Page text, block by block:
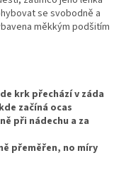
se svobodně a
měkkým podšitím
krk přechází v záda
začíná ocas
při nádechu a za
přeměřen, no míry